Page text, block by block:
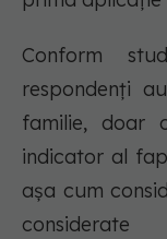
Conform
respondenţi
familie, doar
indicator al
aşa cum